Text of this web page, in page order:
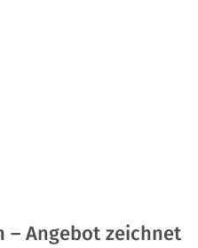
– Angebot zeichnet